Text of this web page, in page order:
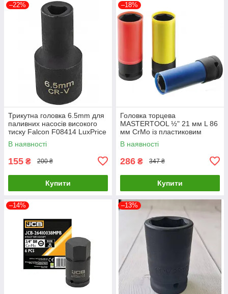
–22%
Трикутна головка 6.5mm для
паливних насосів високого
тиску Falcon F08414 LuxPrice
В наявності
155 ₴ 200 ₴
Купити
–18%
Головка торцева
MASTERTOOL ½" 21 мм L 86
мм CrMo із пластиковим
захистом для алюмінієвих
дисків 78-1521 LuxPrice
В наявності
286 ₴ 347 ₴
Купити
–14% –13%